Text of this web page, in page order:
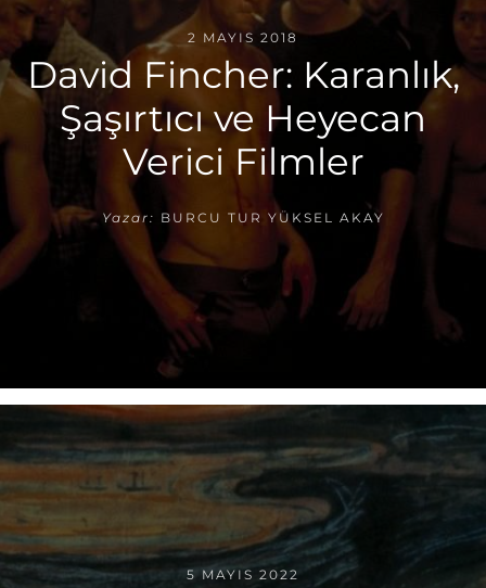
2 MAYIS 2018
David Fincher: Karanlık,
Şaşırtıcı ve Heyecan
Verici Filmler
Yazar: BURCU TUR YÜKSEL AKAY
5 MAYIS 2022